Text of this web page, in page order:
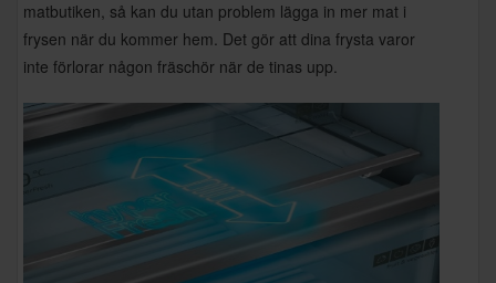
matbutiken, så kan du utan problem lägga in mer mat i
frysen när du kommer hem. Det gör att dina frysta varor
inte förlorar någon fräschör när de tinas upp.